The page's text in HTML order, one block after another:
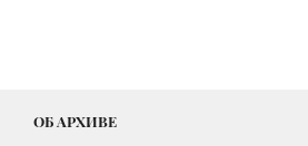
ОБ АРХИВЕ